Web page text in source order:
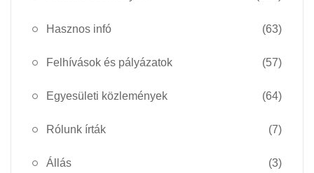
Hasznos infó (63)
Felhívások és pályázatok (57)
Egyesületi közlemények (64)
Rólunk írták (7)
Állás (3)